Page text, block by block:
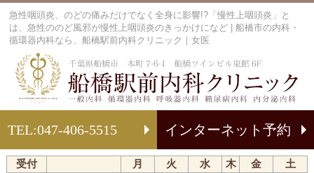
急性咽頭炎、のどの痛みだけでなく全身に影響!?「慢性上咽頭炎」と
は、急性ののど風邪が慢性上咽頭炎のきっかけになど | 船橋市の内科・
循環器内科なら、船橋駅前内科クリニック｜女医
TEL:047-406-5515 インターネット予約
受付 月 火 水 木 金
土